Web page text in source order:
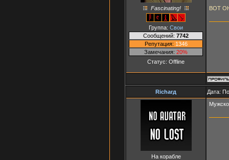
Fascinating!
Группа: Свои
Сообщений: 7742
Репутация: 1346
Замечания: 20%
Статус: Offline
ВОТ
Richarд Дата:
На корабле